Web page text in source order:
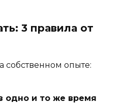
3 правила от
собственном опыте:
одно и то же время